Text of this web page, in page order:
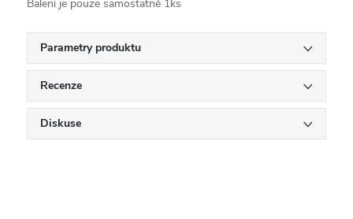
Baleni je pouze samostatně 1ks
Parametry produktu
Recenze
Diskuse